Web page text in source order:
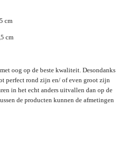
cm
cm
oog op de beste kwaliteit. Desondanks
perfect rond zijn en/ of even groot zijn
in het echt anders uitvallen dan op de
de producten kunnen de afmetingen